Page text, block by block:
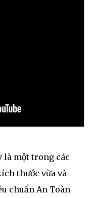
là một trong các
thước vừa và
chuẩn An Toàn